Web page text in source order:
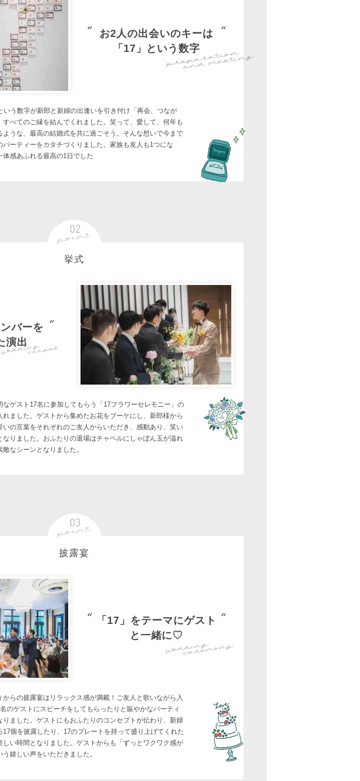
お2人の出会いのキーは
「17」という数字
いう数字が新郎と新婦の出逢いを引き付け「再会、つなが
すべてのご縁を結んでくれました。笑って、愛して、何年も
ような、最高の結婚式を共に過ごそう。そんな想いで今まで
パーティーをカタチづくりました。家族も友人も1つにな
体感あふれる最高の1日でした
挙式
バーを
演出
なゲスト17名に参加してもらう「17フラワーセレモニー」の
れました。ゲストから集めたお花をブーケにし、新郎様から
いの言葉をそれぞれのご友人からいただき、感動あり、笑い
なりました。おふたりの退場はチャペルにしゃぼん玉が溢れ
なシーンとなりました。
披露宴
「17」をテーマにゲスト
と一緒に♡
からの披露宴はリラックス感が満載！ご友人と歌いながら入
のゲストにスピーチをしてもらったりと賑やかなパーティ
りました。ゲストにもおふたりのコンセプトが伝わり、新婦
17個を披露したり、17のプレートを持って盛り上げてくれた
しい時間となりました。ゲストからも「ずっとワクワク感が
う嬉しい声をいただきました。